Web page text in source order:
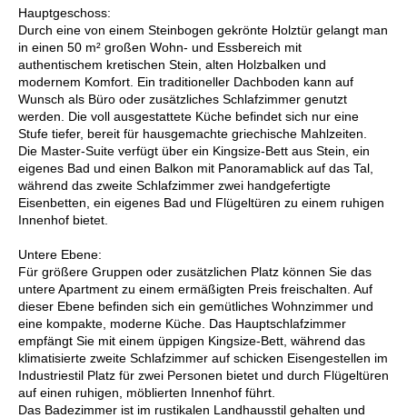
Hauptgeschoss:
Durch eine von einem Steinbogen gekrönte Holztür gelangt man
in einen 50 m² großen Wohn- und Essbereich mit
authentischem kretischen Stein, alten Holzbalken und
modernem Komfort. Ein traditioneller Dachboden kann auf
Wunsch als Büro oder zusätzliches Schlafzimmer genutzt
werden. Die voll ausgestattete Küche befindet sich nur eine
Stufe tiefer, bereit für hausgemachte griechische Mahlzeiten.
Die Master-Suite verfügt über ein Kingsize-Bett aus Stein, ein
eigenes Bad und einen Balkon mit Panoramablick auf das Tal,
während das zweite Schlafzimmer zwei handgefertigte
Eisenbetten, ein eigenes Bad und Flügeltüren zu einem ruhigen
Innenhof bietet.
Untere Ebene:
Für größere Gruppen oder zusätzlichen Platz können Sie das
untere Apartment zu einem ermäßigten Preis freischalten. Auf
dieser Ebene befinden sich ein gemütliches Wohnzimmer und
eine kompakte, moderne Küche. Das Hauptschlafzimmer
empfängt Sie mit einem üppigen Kingsize-Bett, während das
klimatisierte zweite Schlafzimmer auf schicken Eisengestellen im
Industriestil Platz für zwei Personen bietet und durch Flügeltüren
auf einen ruhigen, möblierten Innenhof führt.
Das Badezimmer ist im rustikalen Landhausstil gehalten und